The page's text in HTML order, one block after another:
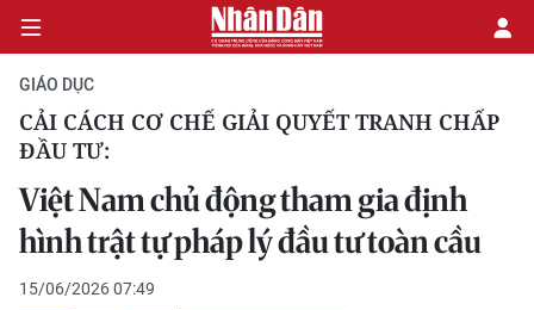
CHÍNH TRỊ
KINH TẾ
VĂN HÓA
GIÁO DỤC
CẢI CÁCH CƠ CHẾ GIẢI QUYẾT TRANH CHẤP
ĐẦU TƯ:
Việt Nam chủ động tham gia định
hình trật tự pháp lý đầu tư toàn cầu
15/06/2026 07:49